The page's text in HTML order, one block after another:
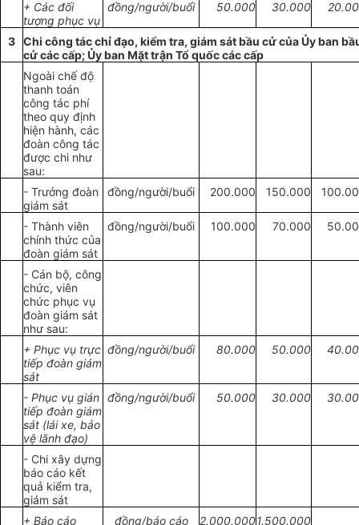
+ Các đối
tượng phục vụ
đồng/người/buổi 50.000 30.000
3 Chi công tácchỉ đạo, kiểm tra, giám sátbầu cử của Ủyban
cử các cấp;Ủy ban Mặttrận Tổ quốc các cấp
Ngoài chếđộ
thanh toán
công tác phí
theo quy định
hiện hành, các
đoàn công tác
được chi như
sau:
- Trưởng đoàn
giám sát
đồng/người/buổi 200.000 150.000 100.
- Thành viên
chính thức của
đoàn giám sát
đồng/người/buổi 100.000 70.000
- Cán bộ, công
chức, viên
chức phục vụ
đoàn giám sát
như sau:
+ Phục vụ trực
tiếp đoàn giám
sát
đồng/người/buổi 80.000 50.000
- Phục vụ gián
tiếp đoàn giám
sát (lái xe, bảo
vệ lãnh đạo)
đồng/người/buổi 50.000 30.000 30.
- Chi xây dựng
báo cáo kết
quả kiểm tra,
giám sát
+ Báo cáo đồng/báo cáo 2.000.0001.500.000